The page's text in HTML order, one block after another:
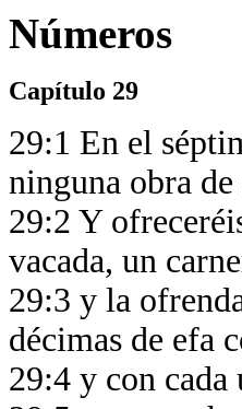
Números
Capítulo 29
29:1 En el
ninguna obra
29:2 Y
vacada, un
29:3 y la
décimas de efa
29:4 y con